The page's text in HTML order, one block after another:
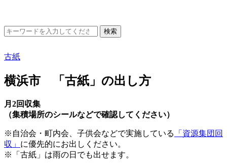
古紙
横浜市 「古紙」の出し方
月2回収集
（集積場所のシールなどで確認してください）
※自治会・町内会、子供会などで実施している
「資源集団回
収」 に優先的にお出しください。
※「古紙」は雨の日でも出せます。